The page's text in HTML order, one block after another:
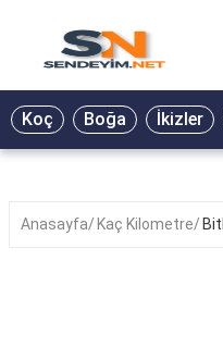
BİYOGRAFİ
GALERİ
Koç Boğa İkizler
Anasayfa Kaç Kilometre